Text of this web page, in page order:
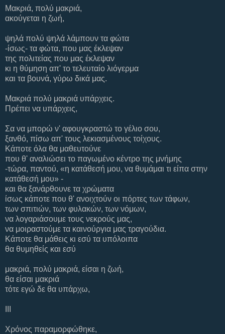
Μακριά, πολύ μακριά,
ακούγεται η ζωή,
ψηλά πολύ ψηλά λάμπουν τα φώτα
-ίσως- τα φώτα, που μας έκλεψαν
της πολιτείας που μας έκλεψαν
κι η θύμηση απ' το τελευταίο λιόγερμα
και τα βουνά, γύρω δικά μας.
Μακριά πολύ μακριά υπάρχεις.
Πρέπει να υπάρχεις,
Σα να μπορώ ν' αφουγκραστώ το γέλιο σου,
ξανθό, πίσω απ' τους λεκιασμένους τοίχους.
Κάποτε όλα θα μαθευτούνε
που θ' αναλιώσει το παγωμένο κέντρο της μνήμης
-τώρα, παντού, «η κατάθεσή μου, να θυμάμαι τι είπα στην
κατάθεσή μου» -
και θα ξανάρθουνε τα χρώματα
ίσως κάποτε που θ' ανοιχτούν οι πόρτες των τάφων,
των σπιτιών, των φυλακών, των νόμων,
να λογαριάσουμε τους νεκρούς μας,
να μοιραστούμε τα καινούργια μας τραγούδια.
Κάποτε θα μάθεις κι εσύ τα υπόλοιπα
θα θυμηθείς και εσύ
μακριά, πολύ μακριά, είσαι η ζωή,
θα είσαι μακριά
τότε εγώ δε θα υπάρχω,
Χρόνος παραμορφώθηκε,